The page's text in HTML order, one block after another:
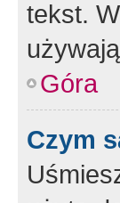
tekst.
Góra
Czym